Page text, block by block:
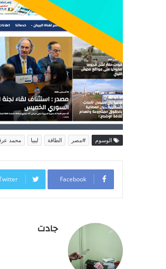
الوسوم #مصر الطاقة ليبيا محمد
Facebook
جادت